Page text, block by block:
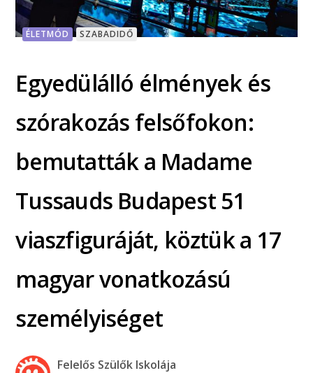
ÉLETMÓD SZABADIDŐ
Egyedülálló élmények és
szórakozás felsőfokon:
bemutatták a Madame
Tussauds Budapest 51
viaszfiguráját, köztük a 17
magyar vonatkozású
személyiséget
Felelős Szülők Iskolája